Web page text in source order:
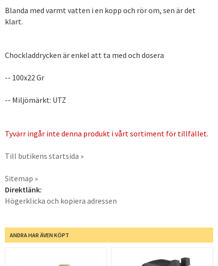
Blanda med varmt vatten i en kopp och rör om, sen är det
klart.
Chockladdrycken är enkel att ta med och dosera
-- 100x22 Gr
-- Miljömärkt: UTZ
Tyvärr ingår inte denna produkt i vårt sortiment för tillfället.
Till butikens startsida »
Sitemap »
Direktlänk:
Högerklicka och kopiera adressen
ANDRA HAR ÄVEN KÖPT